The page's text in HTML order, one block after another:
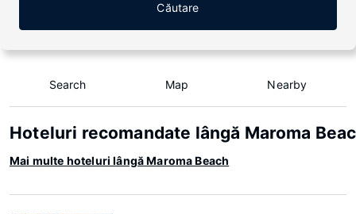
Căutare
Search Map Nearby
Hoteluri recomandate lângă Maroma
Mai multe hoteluri lângă Maroma Beach